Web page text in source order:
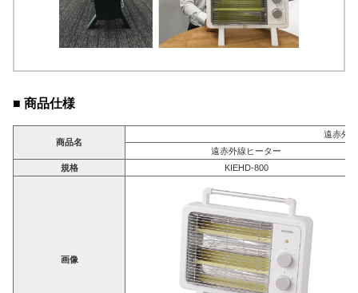
■ 商品仕様
商品名
遠赤外
遠赤外線ヒーター
規格
KIEHD-800
画像